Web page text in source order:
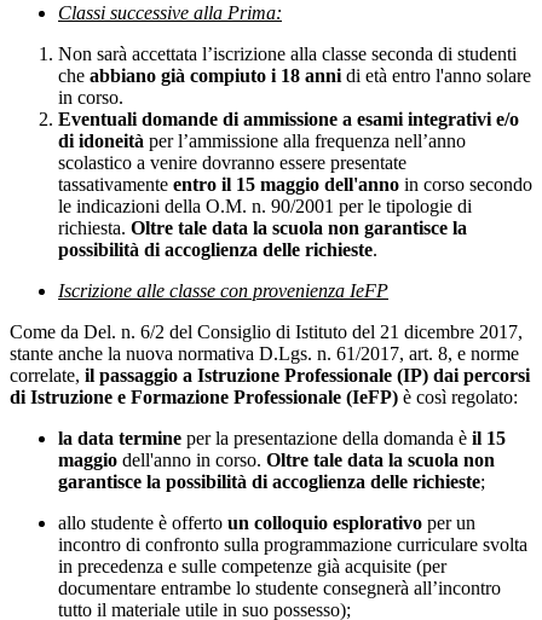
Classi successive alla Prima:
Non sarà accettata l’iscrizione alla classe seconda di studenti
che abbiano già compiuto i 18 anni di età entro l'anno solare
in corso.
Eventuali domande di ammissione a esami integrativi e/o
di idoneità per l’ammissione alla frequenza nell’anno
scolastico a venire dovranno essere presentate
tassativamente entro il 15 maggio dell'anno in corso secondo
le indicazioni della O.M. n. 90/2001 per le tipologie di
richiesta. Oltre tale data la scuola non garantisce la
possibilità di accoglienza delle richieste.
Iscrizione alle classe con provenienza IeFP
Come da Del. n. 6/2 del Consiglio di Istituto del 21 dicembre 2017,
stante anche la nuova normativa D.Lgs. n. 61/2017, art. 8, e norme
correlate, il passaggio a Istruzione Professionale (IP) dai percorsi
di Istruzione e Formazione Professionale (IeFP) è così regolato:
la data termine per la presentazione della domanda è il 15
maggio dell'anno in corso. Oltre tale data la scuola non
garantisce la possibilità di accoglienza delle richieste;
allo studente è offerto un colloquio esplorativo per un
incontro di confronto sulla programmazione curriculare svolta
in precedenza e sulle competenze già acquisite (per
documentare entrambe lo studente consegnerà all’incontro
tutto il materiale utile in suo possesso);